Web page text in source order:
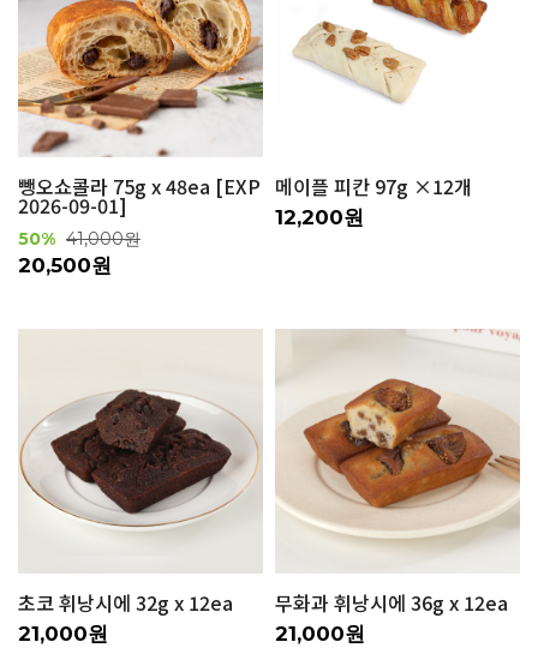
뺑오쇼콜라 75g x 48ea [EXP
2026-09-01]
50% 41,000원
20,500원
메이플 피칸 97g ×12개
12,200원
초코 휘낭시에 32g x 12ea
21,000원
무화과 휘낭시에 36g x 12ea
21,000원